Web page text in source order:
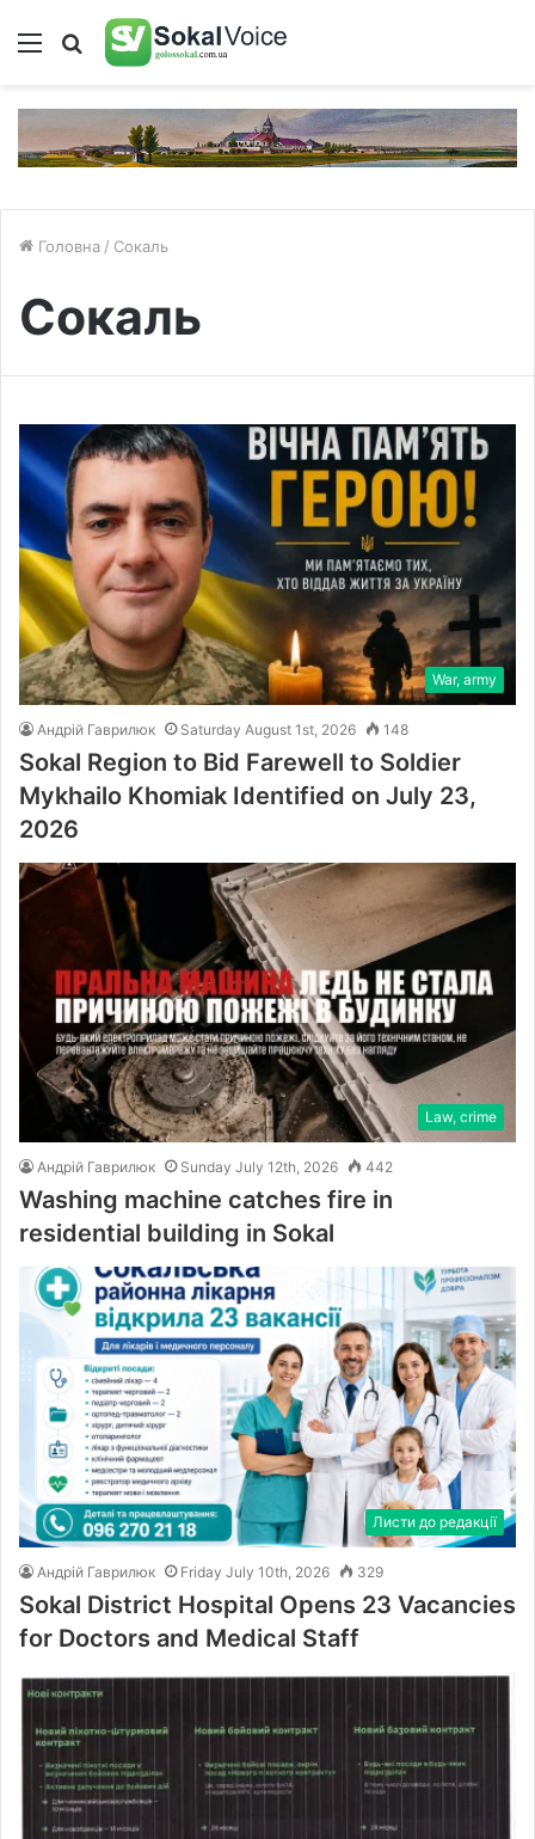
Меню Пошук
Головна / Сокаль
Сокаль
War, army
Андрій Гаврилюк Saturday August 1st, 2026 148
Sokal Region to Bid Farewell to Soldier
Mykhailo Khomiak Identified on July 23,
2026
Law, crime
Андрій Гаврилюк Sunday July 12th, 2026 442
Washing machine catches fire in
residential building in Sokal
Листи до редакції
Андрій Гаврилюк Friday July 10th, 2026 329
Sokal District Hospital Opens 23 Vacancies
for Doctors and Medical Staff